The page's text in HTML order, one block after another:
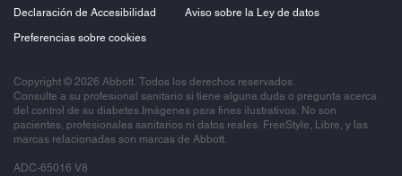
Declaración de Accesibilidad
Aviso sobre la Ley de datos
Preferencias sobre cookies
Copyright © 2026 Abbott. Todos los derechos reservados.
Consulte a su profesional sanitario si tiene alguna duda o pregunta acerca
del control de su diabetes.Imágenes para fines ilustrativos. No son
pacientes, profesionales sanitarios ni datos reales. FreeStyle, Libre, y las
marcas relacionadas son marcas de Abbott.
ADC-65016 V8